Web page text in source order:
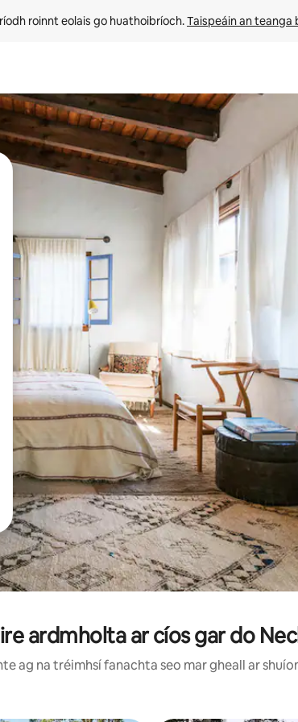
roinnt eolais go huathoibríoch. Taispeáin an teanga
suas agus síos nó déan iniúchadh trí
ardmholta ar cíos gar do
ag na tréimhsí fanachta seo mar gheall ar